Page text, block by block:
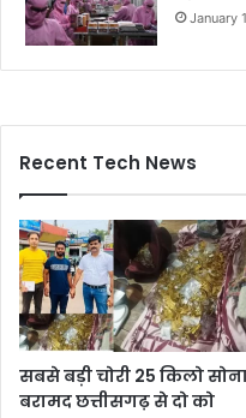
January
Recent Tech News
सबसे बड़ी चोरी 25 किलो
बरामद छत्तीसगढ़ से दो को